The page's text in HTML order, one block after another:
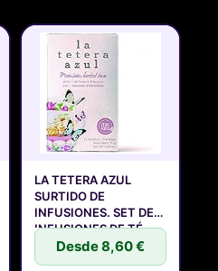
LA TETERA AZUL
SURTIDO DE
INFUSIONES. SET DE
INFUSIONES DE TÉ
Desde 8,60 €